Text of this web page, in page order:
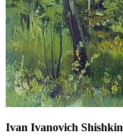
Ivan Ivanovich Shishkin